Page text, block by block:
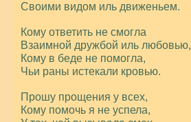
Своими видом иль движеньем.
Кому ответить не смогла
Взаимной дружбой иль любовью,
Кому в беде не помогла,
Чьи раны истекали кровью.
Прошу прощения у всех,
Кому помочь я не успела,